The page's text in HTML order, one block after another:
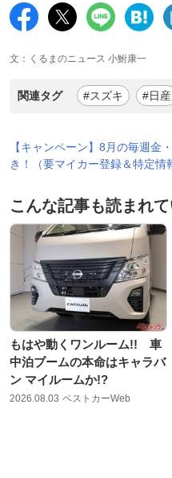
文：くるまのニュース 小鮒康一
関連タグ #スズキ #日産
【キャンペーン】8月の毎週金
き！（要マイカー登録＆特定情
こんな記事も読まれ
もはや動くワンルーム!! 車
中泊ブームの本命はキャラバ
ン マイルームか!?
2026.08.03 ベストカーWeb